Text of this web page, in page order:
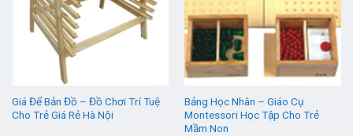
Giá Để Bản Đồ – Đồ Chơi Trí Tuệ
Cho Trẻ Giá Rẻ Hà Nội
Bảng Học Nhân – Giáo Cụ
Montessori Học Tập Cho Trẻ
Mầm Non